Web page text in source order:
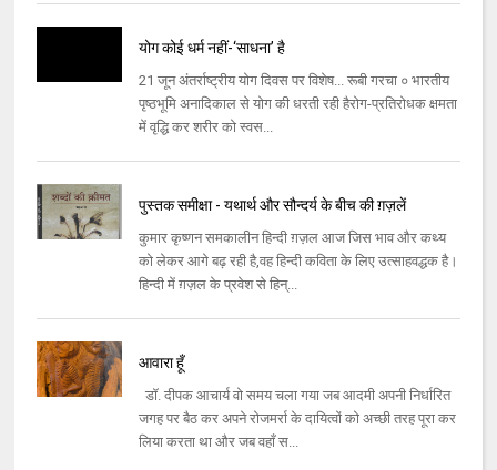
योग कोई धर्म नहीं-‘साधना’ है
21 जून अंतर्राष्ट्रीय योग दिवस पर विशेष... रूबी गरचा ० भारतीय
पृष्ठभूमि अनादिकाल से योग की धरती रही हैरोग-प्रतिरोधक क्षमता
में वृद्धि कर शरीर को स्वस...
पुस्तक समीक्षा - यथार्थ और सौन्दर्य के बीच की ग़ज़लें
कुमार कृष्णन समकालीन हिन्दी ग़ज़ल आज जिस भाव और कथ्य
को लेकर आगे बढ़ रही है,वह हिन्दी कविता के लिए उत्साहवद्धक है।
हिन्दी में ग़ज़ल के प्रवेश से हिन्...
आवारा हूँ
डॉ. दीपक आचार्य वो समय चला गया जब आदमी अपनी निर्धारित
जगह पर बैठ कर अपने रोजमर्रा के दायित्वों को अच्छी तरह पूरा कर
लिया करता था और जब वहाँ स...